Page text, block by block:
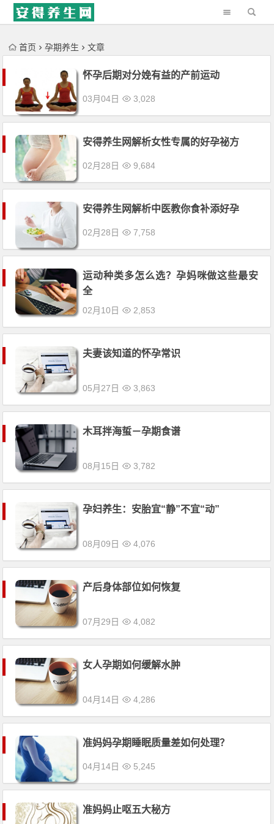
'); })();
首页 孕期养生 文章
怀孕后期对分娩有益的产前运动
03月04日 3,028
安得养生网解析女性专属的好孕祕方
02月28日 9,684
安得养生网解析中医教你食补添好孕
02月28日 7,758
运动种类多怎么选？孕妈咪做这些最安
全
02月10日 2,853
夫妻该知道的怀孕常识
05月27日 3,863
木耳拌海蜇－孕期食谱
08月15日 3,782
孕妇养生：安胎宜“静”不宜“动”
08月09日 4,076
产后身体部位如何恢复
07月29日 4,082
女人孕期如何缓解水肿
04月14日 4,286
准妈妈孕期睡眠质量差如何处理？
04月14日 5,245
准妈妈止呕五大秘方